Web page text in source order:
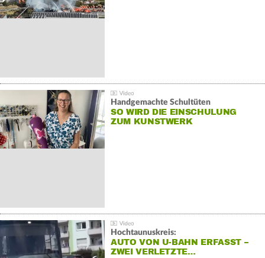
Handgemachte Schultüten
SO WIRD DIE EINSCHULUNG
ZUM KUNSTWERK
Hochtaunuskreis:
AUTO VON U-BAHN ERFASST –
ZWEI VERLETZTE…